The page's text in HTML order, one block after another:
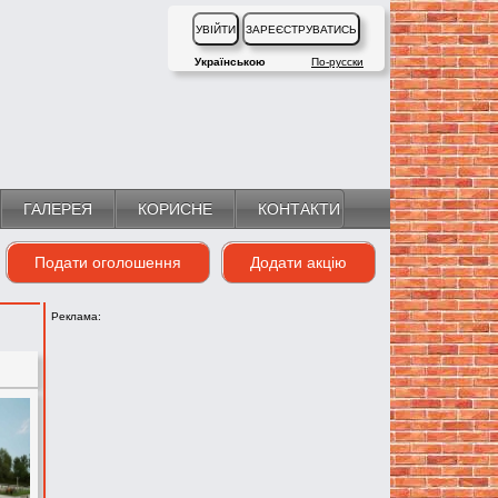
Українською По-русски
ГАЛЕРЕЯ КОРИСНЕ КОНТАКТИ
Додати акцію
Подати оголошення
Реклама: